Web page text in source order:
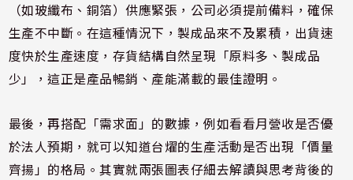
（如玻纖布、銅箔）供應緊張，公司必須提前備料，確保
生產不中斷。在這種情況下，製成品來不及累積，出貨速
度快於生產速度，存貨結構自然呈現「原料多、製成品
少」，這正是產品暢銷、產能滿載的最佳證明。
最後，再搭配「需求面」的數據，例如看看月營收是否優
於法人預期，就可以知道台燿的生產活動是否出現「價量
齊揚」的格局。其實就兩張圖表仔細去解讀與思考背後的